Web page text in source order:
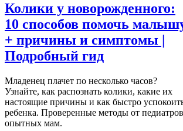
Колики у новорожденного:
10 способов помочь
+ причины и симптомы |
Подробный гид
Младенец плачет по несколько часов?
Узнайте, как распознать колики, какие их
настоящие причины и как быстро
ребенка. Проверенные методы от
опытных мам.